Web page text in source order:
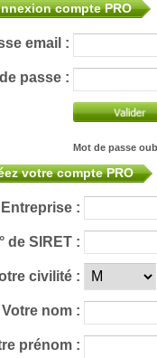
compte PRO
email :
passe :
Mot de passe
votre compte PRO
Entreprise :
de SIRET :
civilité :
Votre nom :
prénom :